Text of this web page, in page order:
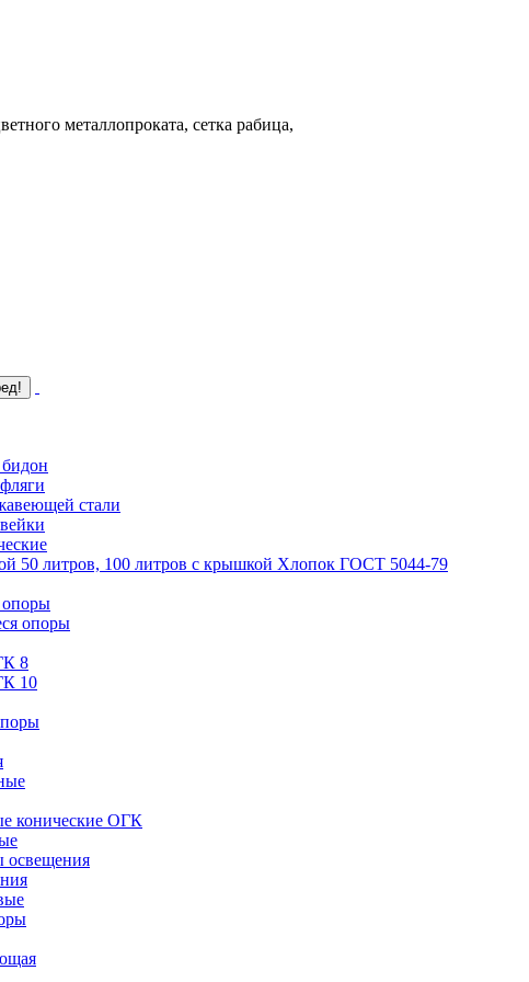
металлопроката, сетка рабица,
стали
50 литров, 100 литров с крышкой Хлопок ГОСТ 5044-79
опоры
8
10
конические ОГК
освещения